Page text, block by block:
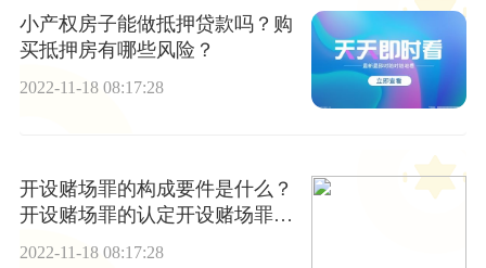
小产权房子能做抵押贷款吗？购
买抵押房有哪些风险？
2022-11-18 08:17:28
开设赌场罪的构成要件是什么？
开设赌场罪的认定开设赌场罪概
2022-11-18 08:17:28